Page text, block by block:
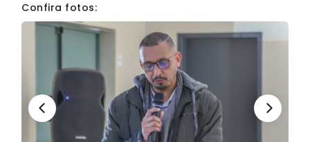
Confira fotos: